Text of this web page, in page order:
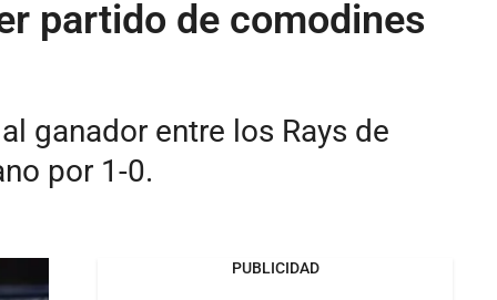
partido de comodines
ganador entre los Rays de
por 1-0.
PUBLICIDAD